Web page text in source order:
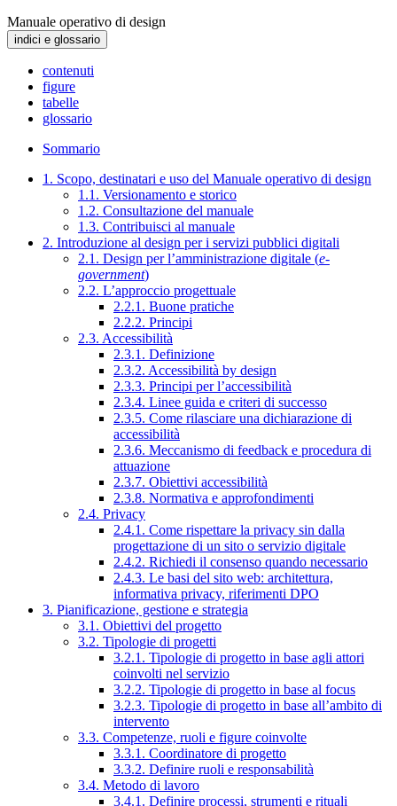
Manuale operativo di design
indici e glossario
contenuti
figure
tabelle
glossario
Sommario
1. Scopo, destinatari e uso del Manuale operativo di design
1.1. Versionamento e storico
1.2. Consultazione del manuale
1.3. Contribuisci al manuale
2. Introduzione al design per i servizi pubblici digitali
2.1. Design per l’amministrazione digitale (e-
government)
2.2. L’approccio progettuale
2.2.1. Buone pratiche
2.2.2. Principi
2.3. Accessibilità
2.3.1. Definizione
2.3.2. Accessibilità by design
2.3.3. Principi per l’accessibilità
2.3.4. Linee guida e criteri di successo
2.3.5. Come rilasciare una dichiarazione di
accessibilità
2.3.6. Meccanismo di feedback e procedura di
attuazione
2.3.7. Obiettivi accessibilità
2.3.8. Normativa e approfondimenti
2.4. Privacy
2.4.1. Come rispettare la privacy sin dalla
progettazione di un sito o servizio digitale
2.4.2. Richiedi il consenso quando necessario
2.4.3. Le basi del sito web: architettura,
informativa privacy, riferimenti DPO
3. Pianificazione, gestione e strategia
3.1. Obiettivi del progetto
3.2. Tipologie di progetti
3.2.1. Tipologie di progetto in base agli attori
coinvolti nel servizio
3.2.2. Tipologie di progetto in base al focus
3.2.3. Tipologie di progetto in base all’ambito di
intervento
3.3. Competenze, ruoli e figure coinvolte
3.3.1. Coordinatore di progetto
3.3.2. Definire ruoli e responsabilità
3.4. Metodo di lavoro
3.4.1. Definire processi, strumenti e rituali